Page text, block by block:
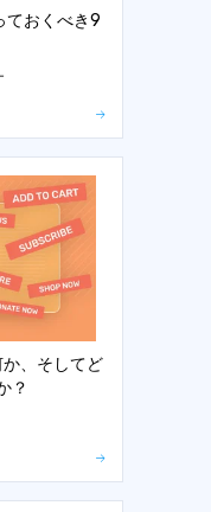
ておくべき9
、そしてど
？